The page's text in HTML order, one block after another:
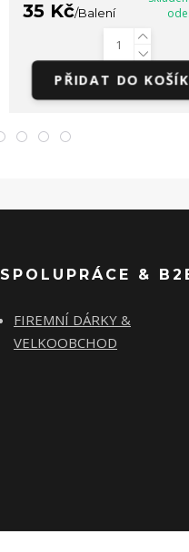
35 Kč/Balení
PŘIDAT DO
SPOLUPRÁCE &
FIREMNÍ DÁRKY &
VELKOOBCHOD